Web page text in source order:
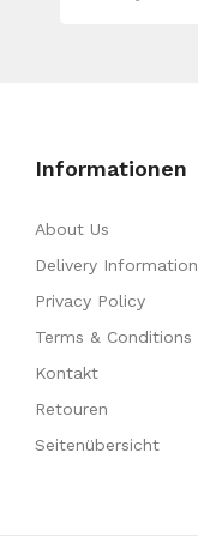
Informationen
About Us
Delivery Information
Privacy Policy
Terms & Conditions
Kontakt
Retouren
Seitenübersicht